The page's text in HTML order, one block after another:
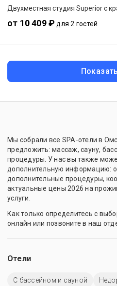
от 10 409 ₽ для 2 гостей
Мы собрали все SPA-отели в
предложить: массаж, сауну,
процедуры. У нас вы также
дополнительную информацию:
дополнительные процедуры,
актуальные цены 2026 на
услуги.
Как только определитесь с
онлайн или позвоните в наш
Отели
С бассейном и сауной